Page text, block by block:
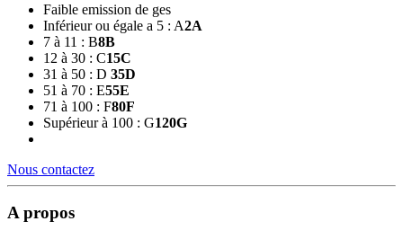
Faible emission de ges
Inférieur ou égale a 5 : A2A
7 à 11 : B8B
12 à 30 : C15C
31 à 50 : D 35D
51 à 70 : E55E
71 à 100 : F80F
Supérieur à 100 : G120G
Nous contactez
A propos